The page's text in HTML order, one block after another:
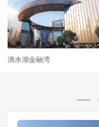
滴水湖金融湾